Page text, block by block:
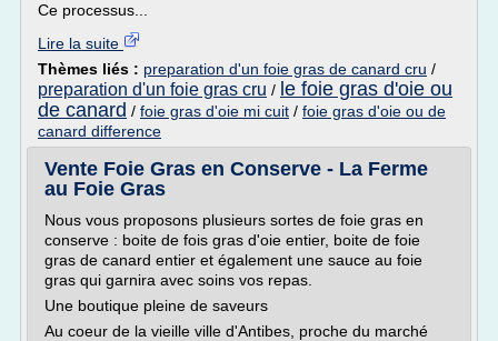
Ce processus...
Lire la suite
Thèmes liés : preparation d'un foie gras de canard cru /
preparation d'un foie gras cru / le foie gras d'oie ou
de canard / foie gras d'oie mi cuit / foie gras d'oie ou de
canard difference
Vente Foie Gras en Conserve - La Ferme
au Foie Gras
Nous vous proposons plusieurs sortes de foie gras en
conserve : boite de fois gras d'oie entier, boite de foie
gras de canard entier et également une sauce au foie
gras qui garnira avec soins vos repas.
Une boutique pleine de saveurs
Au coeur de la vieille ville d'Antibes, proche du marché